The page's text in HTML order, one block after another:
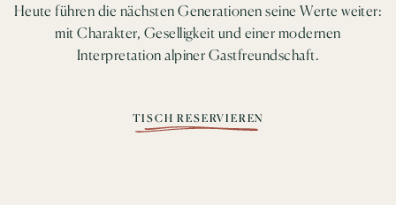
Heute führen die nächsten Generationen seine Werte weiter:
mit Charakter, Geselligkeit und einer modernen
Interpretation alpiner Gastfreundschaft.
TISCH RESERVIEREN